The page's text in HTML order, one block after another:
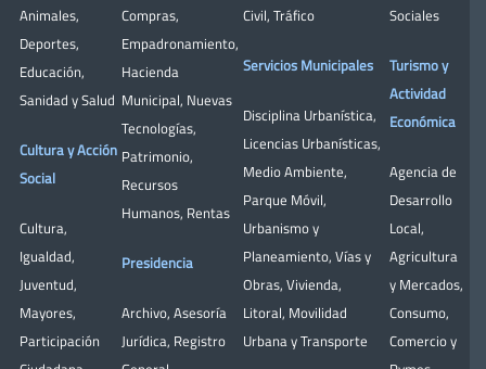
Animales,
Deportes,
Educación,
Sanidad y Salud
Cultura y Acción
Social
Cultura,
Igualdad,
Juventud,
Mayores,
Participación
Compras,
Empadronamiento,
Hacienda
Municipal, Nuevas
Tecnologías,
Patrimonio,
Recursos
Humanos, Rentas
Presidencia
Archivo, Asesoría
Jurídica, Registro
Civil, Tráfico
Servicios Municipales
Disciplina Urbanística,
Licencias Urbanísticas,
Medio Ambiente,
Parque Móvil,
Urbanismo y
Planeamiento, Vías y
Obras, Vivienda,
Litoral, Movilidad
Urbana y Transporte
Sociales
Turismo y
Actividad
Económica
Agencia de
Desarrollo
Local,
Agricultura
y Mercados,
Consumo,
Comercio y